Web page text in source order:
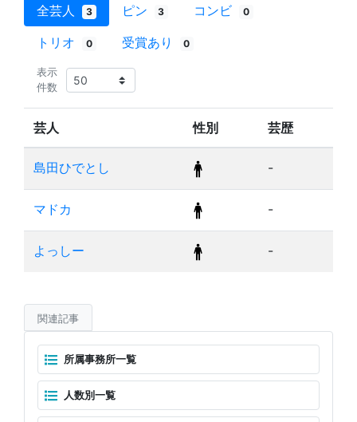
全芸人 3 ピン 3 コンビ 0
トリオ 0 受賞あり 0
表示
件数
芸人 性別 芸歴
島田ひでとし -
マドカ -
よっしー -
関連記事
所属事務所一覧
人数別一覧